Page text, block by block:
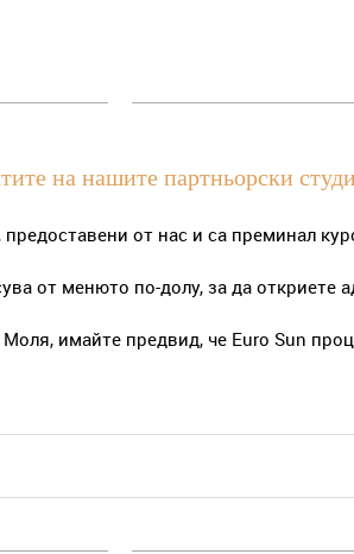
на нашите партньорски
от нас и са преминал
от менюто по-долу, за да откриете
имайте предвид, че Euro Sun